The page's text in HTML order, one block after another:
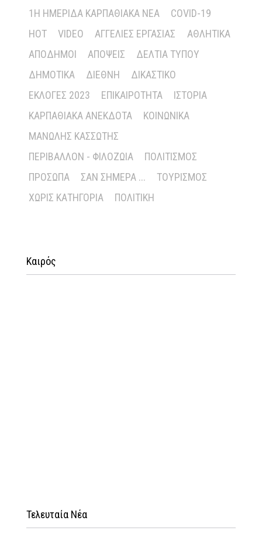
1Η ΗΜΕΡΊΔΑ ΚΑΡΠΑΘΙΑΚΆ ΝΈΑ
COVID-19
HOT
VIDEO ΑΓΓΕΛΊΕΣ ΕΡΓΑΣΊΑΣ
ΑΘΛΗΤΙΚΆ
ΑΠΌΔΗΜΟΙ
ΑΠΌΨΕΙΣ
ΔΕΛΤΊΑ ΤΎΠΟΥ
ΔΗΜΟΤΙΚΆ
ΔΙΕΘΝΉ
ΔΙΚΑΣΤΙΚΌ
ΕΚΛΟΓΈΣ 2023
ΕΠΙΚΑΙΡΌΤΗΤΑ
ΙΣΤΟΡΊΑ
ΚΑΡΠΑΘΙΑΚΆ ΑΝΈΚΔΟΤΑ
ΚΟΙΝΩΝΙΚΆ
ΜΑΝΏΛΗΣ ΚΑΣΣΏΤΗΣ
ΠΕΡΙΒΆΛΛΟΝ - ΦΙΛΟΖΩΊΑ
ΠΟΛΙΤΙΣΜΌΣ
ΠΡΌΣΩΠΑ
ΣΑΝ ΣΉΜΕΡΑ ...
ΤΟΥΡΙΣΜΌΣ
ΧΩΡΊΣ ΚΑΤΗΓΟΡΊΑ
ΠΟΛΙΤΙΚΉ
Καιρός
Τελευταία Νέα